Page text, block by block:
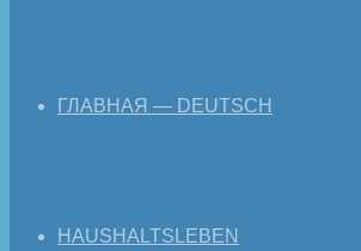
ГЛАВНАЯ — DEUTSCH
HAUSHALTSLEBEN